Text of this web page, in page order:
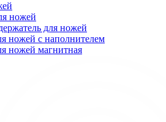
ножей
для ножей
ножей с наполнителем
ножей магнитная